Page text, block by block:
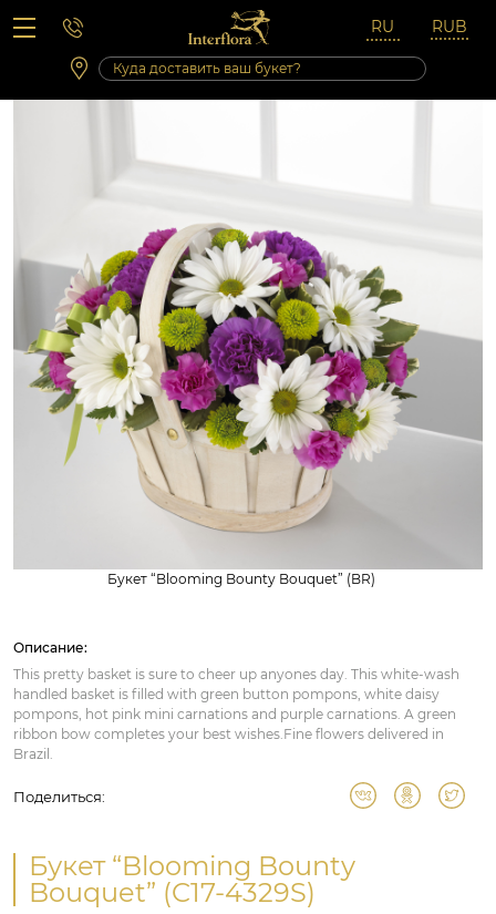
Вопросы-ответы
Сб 10:00 ‐ 14:00
Выходные и праздничные дни
Букет “Blooming Bounty Bouquet” (BR)
Описание:
This pretty basket is sure to cheer up anyones day. This white-wash
handled basket is filled with green button pompons, white daisy
pompons, hot pink mini carnations and purple carnations. A green
ribbon bow completes your best wishes.Fine flowers delivered in
Brazil.
Поделиться:
Букет “Blooming Bounty
Bouquet” (C17-4329S)